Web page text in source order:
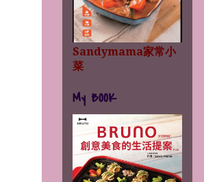
Sandymama家常小
菜
My BOOK